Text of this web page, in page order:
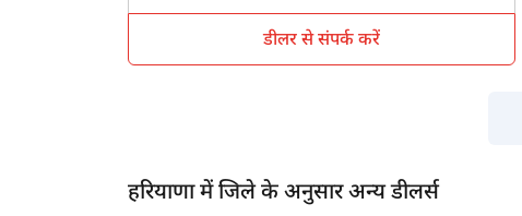
डीलर से संपर्क करें
हरियाणा में जिले के अनुसार अन्य डीलर्स